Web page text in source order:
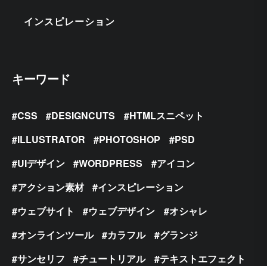
インスピレーション
キーワード
CSS DESIGNCUTS
HTMLスニペット
ILLUSTRATOR
PHOTOSHOP
PSD
UIデザイン
WORDPRESS
アイコン
アクション素材
インスピレーション
ウェブサイト
ウェブデザイン
オシャレ
オンラインツール
カラフル
グランジ
サンセリフ
チュートリアル
テキストエフェクト